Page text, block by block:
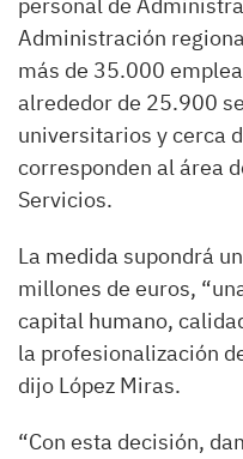
Administración
más de 35.000
alrededor de 25.900
universitarios y cerca
corresponden al área
Servicios.
La medida supondrá
millones de euros,
capital humano,
la profesionalización
dijo López Miras.
“Con esta decisión,